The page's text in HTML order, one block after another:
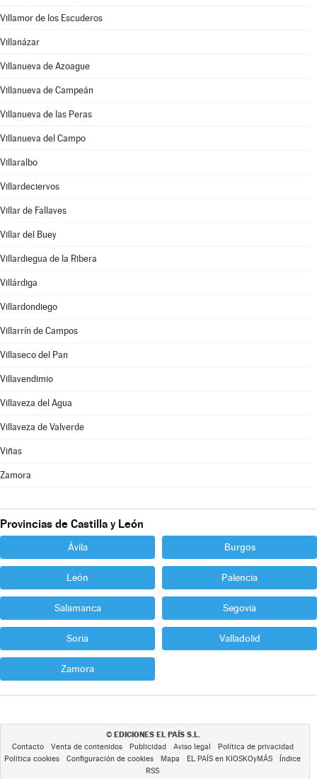
Villamor de los Escuderos
Villanázar
Villanueva de Azoague
Villanueva de Campeán
Villanueva de las Peras
Villanueva del Campo
Villaralbo
Villardeciervos
Villar de Fallaves
Villar del Buey
Villardiegua de la Ribera
Villárdiga
Villardondiego
Villarrín de Campos
Villaseco del Pan
Villavendimio
Villaveza del Agua
Villaveza de Valverde
Viñas
Zamora
Provincias de Castilla y León
Ávila Burgos
León Palencia
Salamanca Segovia
Soria Valladolid
Zamora
© EDICIONES EL PAÍS S.L.
Contacto Venta de contenidos Publicidad Aviso legal
Política de privacidad
Política cookies
Configuración de cookies Mapa EL PAÍS en KIOSKOyMÁS
Índice
RSS